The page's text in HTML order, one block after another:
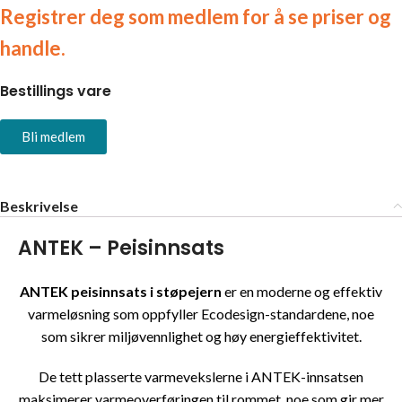
Registrer deg som medlem for å se priser og
handle.
Bestillings vare
Bli medlem
Beskrivelse
ANTEK – Peisinnsats
ANTEK peisinnsats i støpejern er en moderne og effektiv
varmeløsning som oppfyller Ecodesign-standardene, noe
som sikrer miljøvennlighet og høy energieffektivitet.
De tett plasserte varmevekslerne i ANTEK-innsatsen
maksimerer varmeoverføringen til rommet, noe som gir mer